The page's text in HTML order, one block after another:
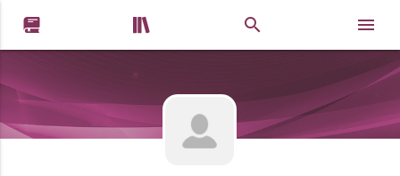
 